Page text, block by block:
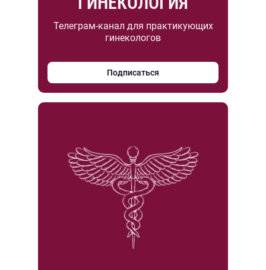
Телеграм-канал для практикующих
гинекологов
Подписаться